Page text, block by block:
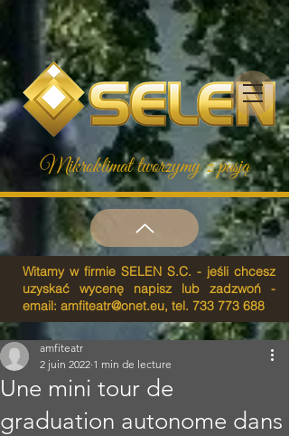
Witamy w firmie SELEN S.C. - jeśli chcesz
uzyskać wycenę napisz lub zadzwoń -
email: amfiteatr@onet.eu, tel. 733 773 688
Mikroklimat tworzymy z pasją
Une mini tour de
graduation autonome dans
amfiteatr
2 juin 2022 1 min de lecture